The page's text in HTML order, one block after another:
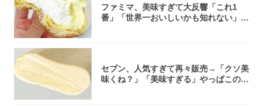
ファミマ、美味すぎて大反響「これ1
番」「世界一おいしいかも知れない」
セブン、人気すぎて再々販売→「クソ美
味くね？」「美味すぎる」やっぱこのク